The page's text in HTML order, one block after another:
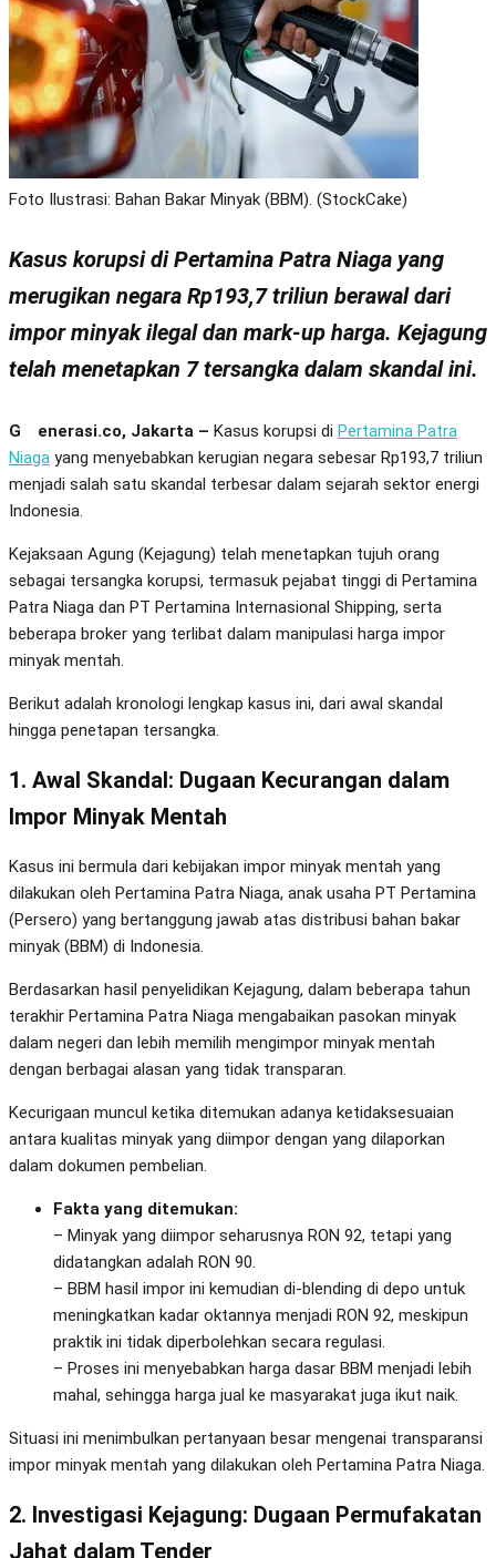
Foto Ilustrasi: Bahan Bakar Minyak (BBM). (StockCake)
Kasus korupsi di Pertamina Patra Niaga yang
merugikan negara Rp193,7 triliun berawal dari
impor minyak ilegal dan mark-up harga. Kejagung
telah menetapkan 7 tersangka dalam skandal ini.
Generasi.co, Jakarta – Kasus korupsi di Pertamina Patra
Niaga yang menyebabkan kerugian negara sebesar Rp193,7 triliun
menjadi salah satu skandal terbesar dalam sejarah sektor energi
Indonesia.
Kejaksaan Agung (Kejagung) telah menetapkan tujuh orang
sebagai tersangka korupsi, termasuk pejabat tinggi di Pertamina
Patra Niaga dan PT Pertamina Internasional Shipping, serta
beberapa broker yang terlibat dalam manipulasi harga impor
minyak mentah.
Berikut adalah kronologi lengkap kasus ini, dari awal skandal
hingga penetapan tersangka.
1. Awal Skandal: Dugaan Kecurangan dalam
Impor Minyak Mentah
Kasus ini bermula dari kebijakan impor minyak mentah yang
dilakukan oleh Pertamina Patra Niaga, anak usaha PT Pertamina
(Persero) yang bertanggung jawab atas distribusi bahan bakar
minyak (BBM) di Indonesia.
Berdasarkan hasil penyelidikan Kejagung, dalam beberapa tahun
terakhir Pertamina Patra Niaga mengabaikan pasokan minyak
dalam negeri dan lebih memilih mengimpor minyak mentah
dengan berbagai alasan yang tidak transparan.
Kecurigaan muncul ketika ditemukan adanya ketidaksesuaian
antara kualitas minyak yang diimpor dengan yang dilaporkan
dalam dokumen pembelian.
Fakta yang ditemukan:
– Minyak yang diimpor seharusnya RON 92, tetapi yang
didatangkan adalah RON 90.
– BBM hasil impor ini kemudian di-blending di depo untuk
meningkatkan kadar oktannya menjadi RON 92, meskipun
praktik ini tidak diperbolehkan secara regulasi.
– Proses ini menyebabkan harga dasar BBM menjadi lebih
mahal, sehingga harga jual ke masyarakat juga ikut naik.
Situasi ini menimbulkan pertanyaan besar mengenai transparansi
impor minyak mentah yang dilakukan oleh Pertamina Patra Niaga.
2. Investigasi Kejagung: Dugaan Permufakatan
Jahat dalam Tender